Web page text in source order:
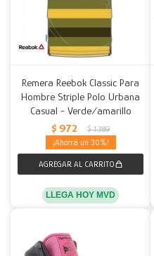
Remera Reebok Classic Para
Hombre Striple Polo Urbana
Casual - Verde/amarillo
$ 972 $ 1.389
30
LLEGA HOY MVD